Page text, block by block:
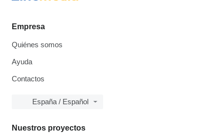
Empresa
Quiénes somos
Ayuda
Contactos
España / Español
Nuestros proyectos